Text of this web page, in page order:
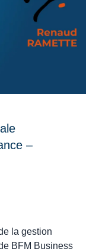
–
la gestion
BFM Business